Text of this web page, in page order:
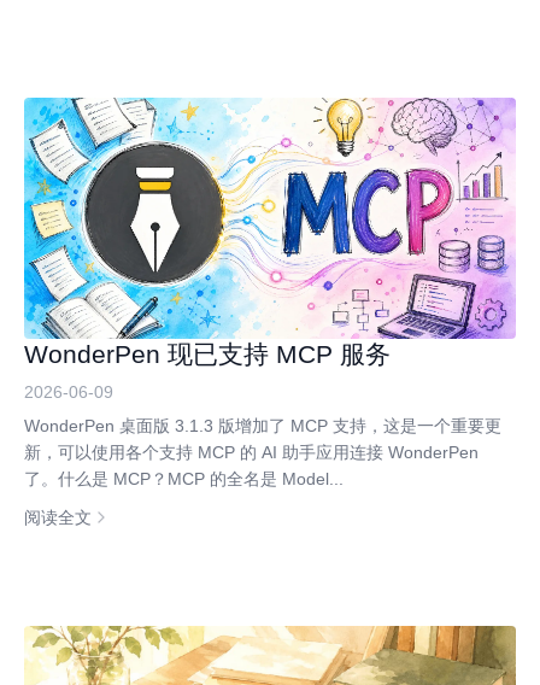
WonderPen 现已支持 MCP 服务
2026-06-09
WonderPen 桌面版 3.1.3 版增加了 MCP 支持，这是一个重要更
新，可以使用各个支持 MCP 的 AI 助手应用连接 WonderPen
了。什么是 MCP？MCP 的全名是 Model...
阅读全文